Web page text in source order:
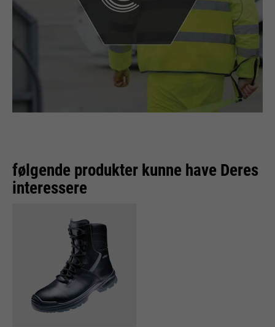
følgende produkter kunne have Deres
interessere